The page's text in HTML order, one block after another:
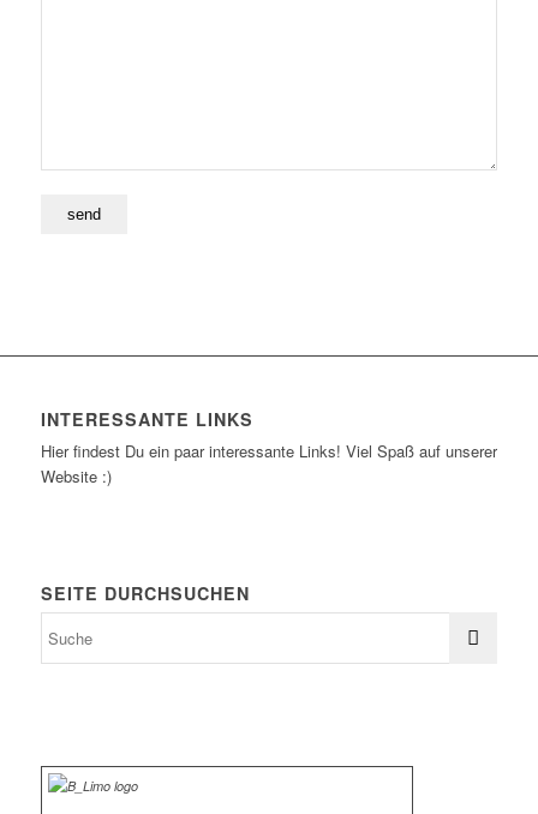
INTERESSANTE LINKS
Hier findest Du ein paar interessante Links! Viel Spaß auf unserer
Website :)
SEITE DURCHSUCHEN